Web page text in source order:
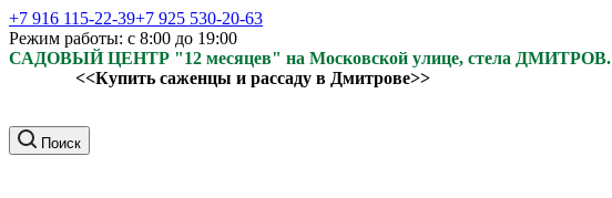
+7 916 115-22-39+7 925 530-20-63
Режим работы: с 8:00 до 19:00
САДОВЫЙ ЦЕНТР "12 месяцев" на Московской улице, стела ДМИТРОВ.
<<Купить саженцы и рассаду в Дмитрове>>
Поиск